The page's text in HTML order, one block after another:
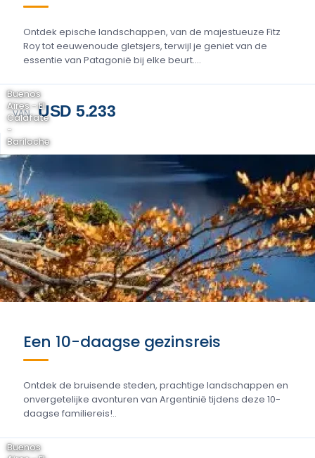
Ontdek epische landschappen, van de majestueuze Fitz
Roy tot eeuwenoude gletsjers, terwijl je geniet van de
essentie van Patagonië bij elke beurt....
VAN USD 5.233
Buenos
Aires - El
Calafate
-
Bariloche
Een 10-daagse gezinsreis
Ontdek de bruisende steden, prachtige landschappen en
onvergetelijke avonturen van Argentinië tijdens deze 10-
daagse familiereis!..
Buenos